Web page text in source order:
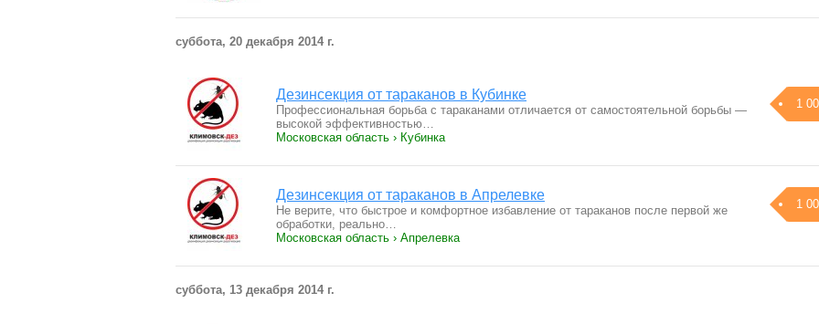
суббота, 20 декабря 2014 г.
Дезинсекция от тараканов в Кубинке
1
Профессиональная борьба с тараканами отличается от самостоятельной борьбы —
высокой эффективностью…
Московская область › Кубинка
Дезинсекция от тараканов в Апрелевке
1
Не верите, что быстрое и комфортное избавление от тараканов после первой же
обработки, реально…
Московская область › Апрелевка
суббота, 13 декабря 2014 г.